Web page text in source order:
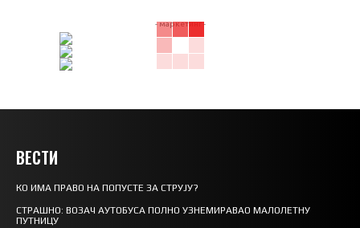
- маркетинг -
ВЕСТИ
КО ИМА ПРАВО НА ПОПУСТЕ ЗА СТРУЈУ?
СТРАШНО: ВОЗАЧ АУТОБУСА ПОЛНО УЗНЕМИРАВАО МАЛОЛЕТНУ
ПУТНИЦУ